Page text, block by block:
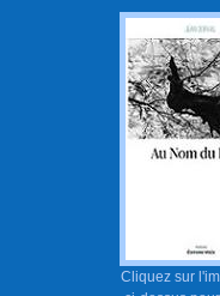
Cliquez sur